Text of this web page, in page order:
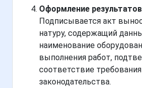
Оформление
Подписывается акт
натуру, содержащий
наименование
выполнения работ,
соответствие
законодательства.